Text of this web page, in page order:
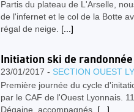
Partis du plateau de L'Arselle,
de l'infernet et le col de la Botte
régal de neige. [...]
Initiation ski de
23/01/2017 - SECTION OUEST
Première journée du cycle
par le CAF de l'Ouest Lyonnais.
Dégaine, accompagnés. [...]